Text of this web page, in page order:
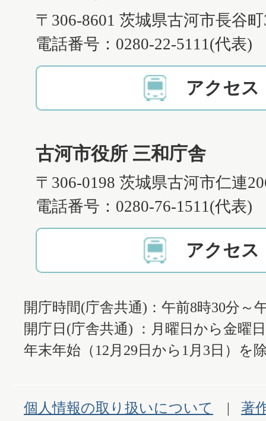
〒306-8601 茨城県古河市長谷
電話番号：0280-22-5111(代表)
アクセス
古河市役所 三和庁舎
〒306-0198 茨城県古河市仁連
電話番号：0280-76-1511(代表)
アクセス
開庁時間(庁舎共通)：午前8時30分～
開庁日(庁舎共通) ：月曜日から金曜
年末年始（12月29日から1月3日）を
個人情報の取り扱いについて
著